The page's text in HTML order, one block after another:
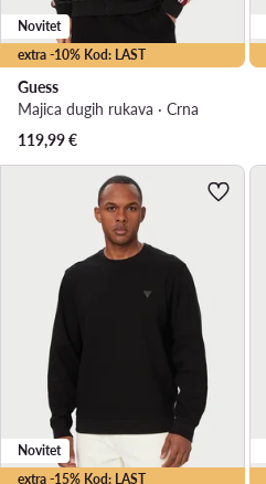
extra -10% Kod: LAST
Novitet
Guess
Majica dugih rukava · Crna
119,99€
extra -15% Kod: LAST
Novitet